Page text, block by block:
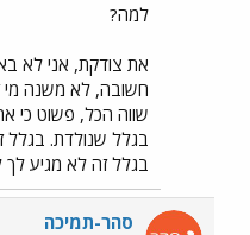
למה?
את צודקת, אני לא
חשובה, לא משנה
שווה הכל, פשוט כי
בגלל שנולדת. בגלל
בגלל זה לא מגיע לך
סהר-תמיכה